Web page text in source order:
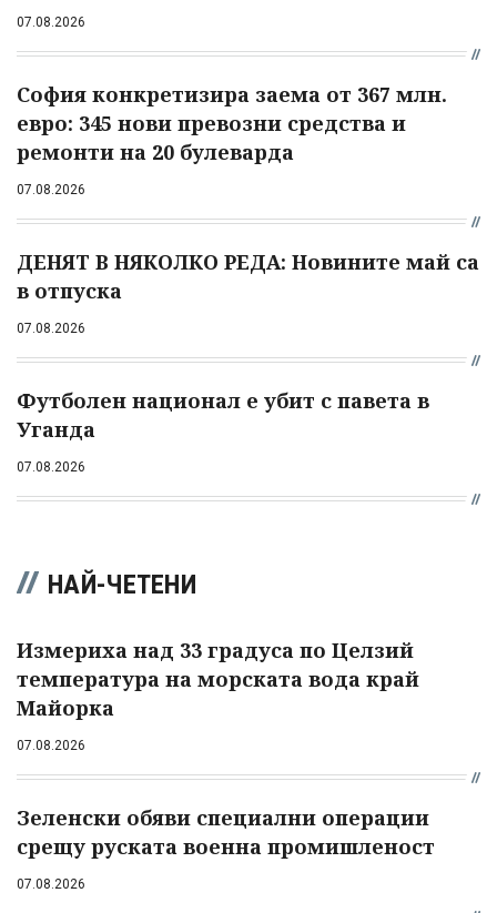
07.08.2026
София конкретизира заема от 367 млн.
евро: 345 нови превозни средства и
ремонти на 20 булеварда
07.08.2026
ДЕНЯТ В НЯКОЛКО РЕДА: Новините май са
в отпуска
07.08.2026
Футболен национал е убит с павета в
Уганда
07.08.2026
НАЙ-ЧЕТЕНИ
Измериха над 33 градуса по Целзий
температура на морската вода край
Майорка
07.08.2026
Зеленски обяви специални операции
срещу руската военна промишленост
07.08.2026